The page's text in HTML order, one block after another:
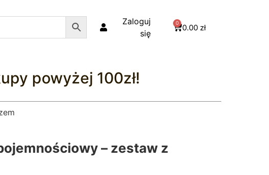
Zaloguj
się
0.00 zł
0
powyżej 100zł!
– zestaw z